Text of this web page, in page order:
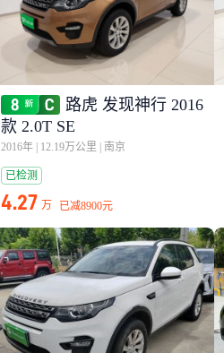
路虎 发现神行 2016
款 2.0T SE
2016年 12.19万公里 南京
已检测
4.27 万 已减8900元